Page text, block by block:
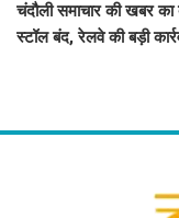
चंदौली समाचार की खबर
स्टॉल बंद, रेलवे की बड़ी